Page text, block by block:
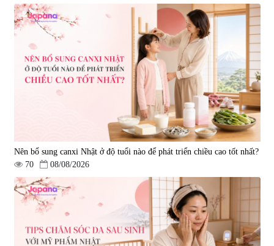
Nên bổ sung canxi Nhật ở độ tuổi nào để phát triển chiều cao tốt nhất?
70
08/08/2026